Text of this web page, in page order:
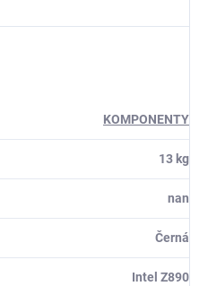
KOMPONENTY
13 kg
nan
Černá
Intel Z890